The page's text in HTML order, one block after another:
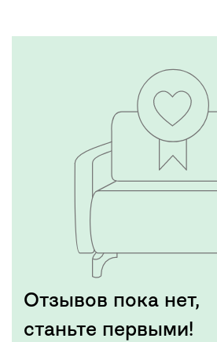
Отзывов пока нет,
станьте первыми!